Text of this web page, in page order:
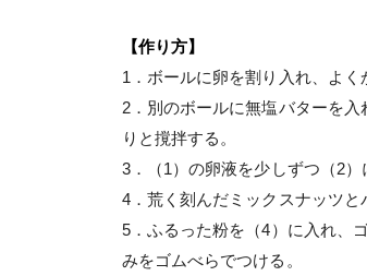
【作り方】
1．ボールに卵を割り入れ、よく
2．別のボールに無塩バターを
りと撹拌する。
3．（1）の卵液を少しずつ（2）
4．荒く刻んだミックスナッツと
5．ふるった粉を（4）に入れ、
みをゴムべらでつける。